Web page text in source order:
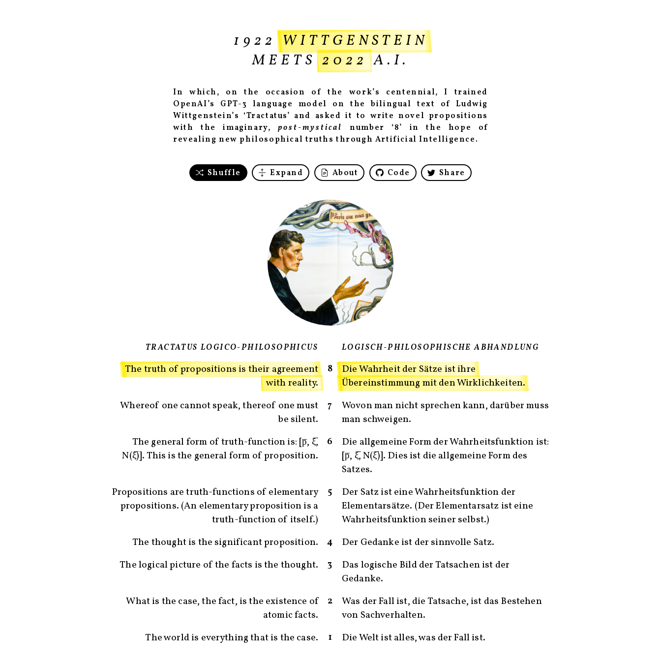
1922WITTGENSTEIN
MEETS2022 A.I.
In which, on the occasion of the work’s centennial, I trained
OpenAI’s GPT-3 language model on the bilingual text of Ludwig
Wittgenstein’s ‘Tractatus’ and asked it to write novel propositions
with the imaginary, post-mystical
number ‘8’ in the hope of
revealing new philosophical truths through Artificial Intelligence.
Shuffle Expand About Code Share
TRACTATUS LOGICO-PHILOSOPHICUS LOGISCH-PHILOSOPHISCHE ABHANDLUNG
The truth of propositions is their agreement
with reality.
8
Die Wahrheit der Sätze ist ihre
Übereinstimmung mit den Wirklichkeiten.
Whereof one cannot speak, thereof one must
be silent.
7
Wovon man nicht sprechen kann, darüber muss
man schweigen.
The general form of truth-function is: [p̅, ξ̅,
N(ξ̅)]. This is the general form of proposition.
6
Die allgemeine Form der Wahrheitsfunktion ist:
[p̅, ξ̅, N(ξ̅)]. Dies ist die allgemeine Form des
Satzes.
Propositions are truth-functions of elementary
propositions. (An elementary proposition is a
truth-function of itself.)
5
Der Satz ist eine Wahrheitsfunktion der
Elementarsätze. (Der Elementarsatz ist eine
Wahrheitsfunktion seiner selbst.)
The thought is the significant proposition.
4
Der Gedanke ist der sinnvolle Satz.
The logical picture of the facts is the thought.
3
Das logische Bild der Tatsachen ist der
Gedanke.
What is the case, the fact, is the existence of
atomic facts.
2
Was der Fall ist, die Tatsache, ist das Bestehen
von Sachverhalten.
The world is everything that is the case.
1 Die Welt ist alles, was der Fall ist.